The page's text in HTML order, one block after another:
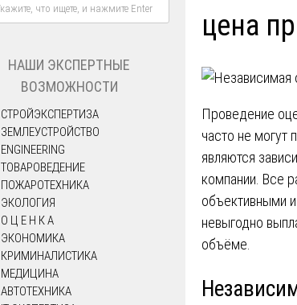
цена
Проведение
часто не могут
являются
компании. Все
объективными
невыгодно
объёме.
НАШИ ЭКСПЕРТНЫЕ
ВОЗМОЖНОСТИ
СТРОЙЭКСПЕРТИЗА
ЗЕМЛЕУСТРОЙСТВО
ENGINEERING
ТОВАРОВЕДЕНИЕ
ПОЖАРОТЕХНИКА
ЭКОЛОГИЯ
О Ц Е Н К А
ЭКОНОМИКА
КРИМИНАЛИСТИКА
МЕДИЦИНА
АВТОТЕХНИКА